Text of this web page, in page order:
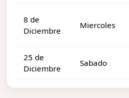
8 de
Diciembre
Miercoles
25 de
Diciembre
Sabado